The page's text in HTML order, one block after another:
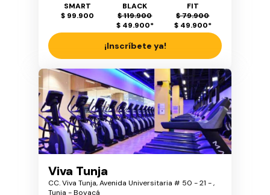
SMART
$ 99.900
BLACK
$ 119.900
$ 49.900*
FIT
$ 79.900
$ 49.900*
¡Inscríbete ya!
Viva Tunja
CC. Viva Tunja, Avenida Universitaria # 50 - 21 - ,
Tunja - Boyacá